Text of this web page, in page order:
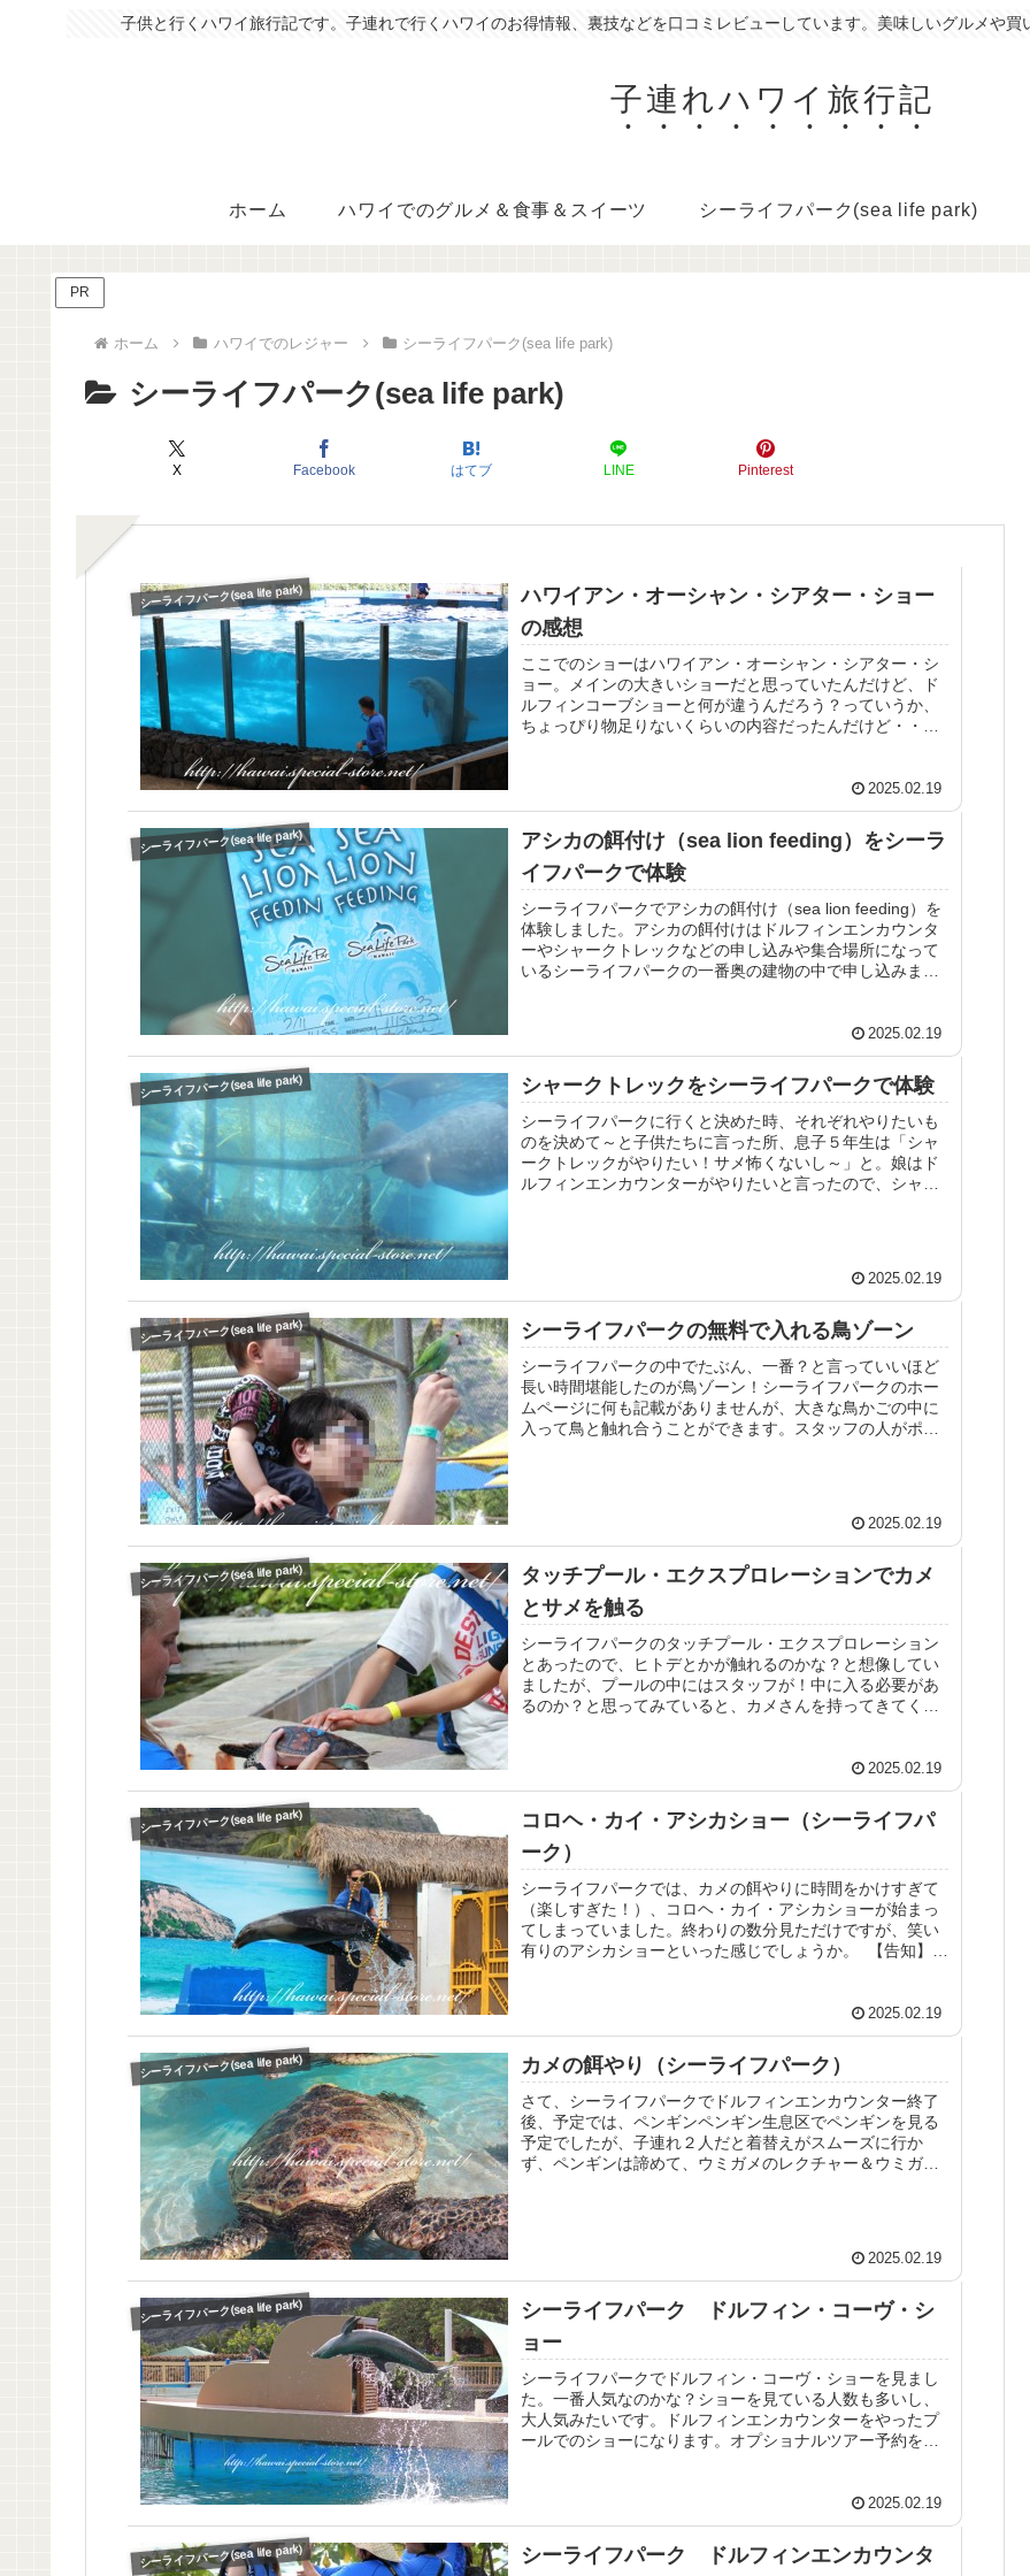
子供と行くハワイ旅行記です。子連れで行くハワイのお得情報、裏技などを口コミレビューしています。美味しいグルメや
子連れハワイ旅行記
ホーム ハワイでのグルメ＆食事＆スイーツ シーライフパーク(sea life park)
PR
ホーム ハワイでのレジャー シーライフパーク(sea life park)
シーライフパーク(sea life park)
X Facebook はてブ LINE Pinterest
シーライフパーク(sea life park)
ハワイアン・オーシャン・シアター・ショー
の感想
ここでのショーはハワイアン・オーシャン・シアター・シ
ョー。メインの大きいショーだと思っていたんだけど、ド
ルフィンコーブショーと何が違うんだろう？っていうか、
ちょっぴり物足りないくらいの内容だったんだけど・・・
2025.02.19
シーライフパーク(sea life park)
アシカの餌付け（sea lion feeding）をシーラ
イフパークで体験
シーライフパークでアシカの餌付け（sea lion feeding）を
体験しました。アシカの餌付けはドルフィンエンカウンタ
ーやシャークトレックなどの申し込みや集合場所になって
いるシーライフパークの一番奥の建物の中で申し込みま
2025.02.19
シーライフパーク(sea life park) シャークトレックをシーライフパークで体験
シーライフパークに行くと決めた時、それぞれやりたいも
のを決めて～と子供たちに言った所、息子５年生は「シャ
ークトレックがやりたい！サメ怖くないし～」と。娘はド
ルフィンエンカウンターがやりたいと言ったので、シャー
2025.02.19
シーライフパーク(sea life park) シーライフパークの無料で入れる鳥ゾーン
シーライフパークの中でたぶん、一番？と言っていいほど
長い時間堪能したのが鳥ゾーン！シーライフパークのホー
ムページに何も記載がありませんが、大きな鳥かごの中に
入って鳥と触れ合うことができます。スタッフの人がポッ
2025.02.19
シーライフパーク(sea life park)
タッチプール・エクスプロレーションでカメ
とサメを触る
シーライフパークのタッチプール・エクスプロレーション
とあったので、ヒトデとかが触れるのかな？と想像してい
ましたが、プールの中にはスタッフが！中に入る必要があ
るのか？と思ってみていると、カメさんを持ってきてくれ
2025.02.19
シーライフパーク(sea life park)
コロヘ・カイ・アシカショー（シーライフパ
ーク）
シーライフパークでは、カメの餌やりに時間をかけすぎて
（楽しすぎた！）、コロヘ・カイ・アシカショーが始まっ
てしまっていました。終わりの数分見ただけですが、笑い
有りのアシカショーといった感じでしょうか。 【告知】オ
2025.02.19
シーライフパーク(sea life park) カメの餌やり（シーライフパーク）
さて、シーライフパークでドルフィンエンカウンター終了
後、予定では、ペンギンペンギン生息区でペンギンを見る
予定でしたが、子連れ２人だと着替えがスムーズに行か
ず、ペンギンは諦めて、ウミガメのレクチャー＆ウミガメ
2025.02.19
シーライフパーク(sea life park)
シーライフパーク ドルフィン・コーヴ・シ
ョー
シーライフパークでドルフィン・コーヴ・ショーを見まし
た。一番人気なのかな？ショーを見ている人数も多いし、
大人気みたいです。ドルフィンエンカウンターをやったプ
ールでのショーになります。オプショナルツアー予約をし
2025.02.19
シーライフパーク(sea life park)
シーライフパーク ドルフィンエンカウンタ